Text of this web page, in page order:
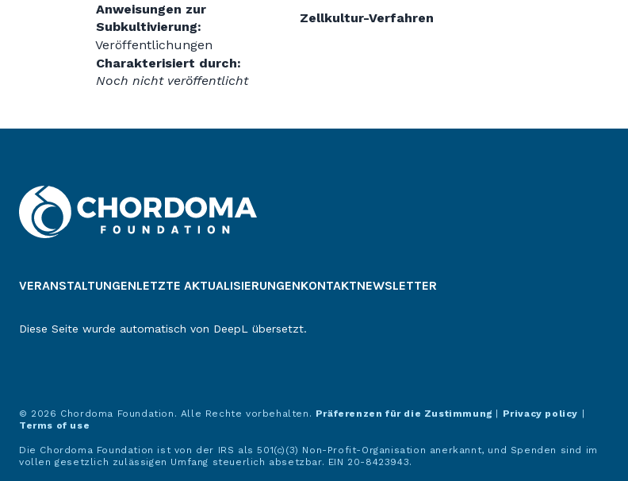
Anweisungen zur
Subkultivierung:
Zellkultur-Verfahren
Veröffentlichungen
Charakterisiert durch:
Noch nicht veröffentlicht
VERANSTALTUNGENLETZTE AKTUALISIERUNGENKONTAKTNEWSLETTER
Diese Seite wurde automatisch von DeepL übersetzt.
© 2026 Chordoma Foundation. Alle Rechte vorbehalten. Präferenzen für die Zustimmung Privacy policy
Terms of use
Die Chordoma Foundation ist von der IRS als 501(c)(3) Non-Profit-Organisation anerkannt, und Spenden sind im
vollen gesetzlich zulässigen Umfang steuerlich absetzbar. EIN 20-8423943.